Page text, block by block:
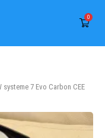
0
systeme 7 Evo Carbon CEE